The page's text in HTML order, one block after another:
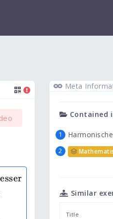
Meta
Contained
Similar
Title